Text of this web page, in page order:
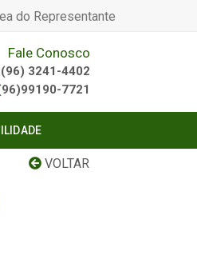
do Representante
Fale Conosco
(96) 3241-4402
7721
VOLTAR